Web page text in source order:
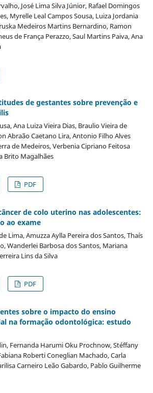
José Lima Silva Júnior, Rafael Domingos
Myrelle Leal Campos Sousa, Luiza Jordania
Medeiros Martins Bernardino, Ramon
de França Perazzo, Saul Martins Paiva, Ana
de gestantes sobre prevenção e
Ana Luiza Vieira Dias, Braulio Vieira de
Abraão Caetano Lira, Antonio Filho Alves
de Medeiros, Verbenia Cipriano Feitosa
Brito Magalhães
PDF
de colo uterino nas adolescentes:
ao exame
Lima, Amuzza Aylla Pereira dos Santos, Thaís
Wanderlei Barbosa dos Santos, Mariana
Lins da Silva
PDF
sobre o impacto do ensino
na formação odontológica: estudo
Fernanda Harumi Oku Prochnow, Stéffany
Roberti Coneglian Machado, Carla
Carneiro Leão Gabardo, Pablo Guilherme